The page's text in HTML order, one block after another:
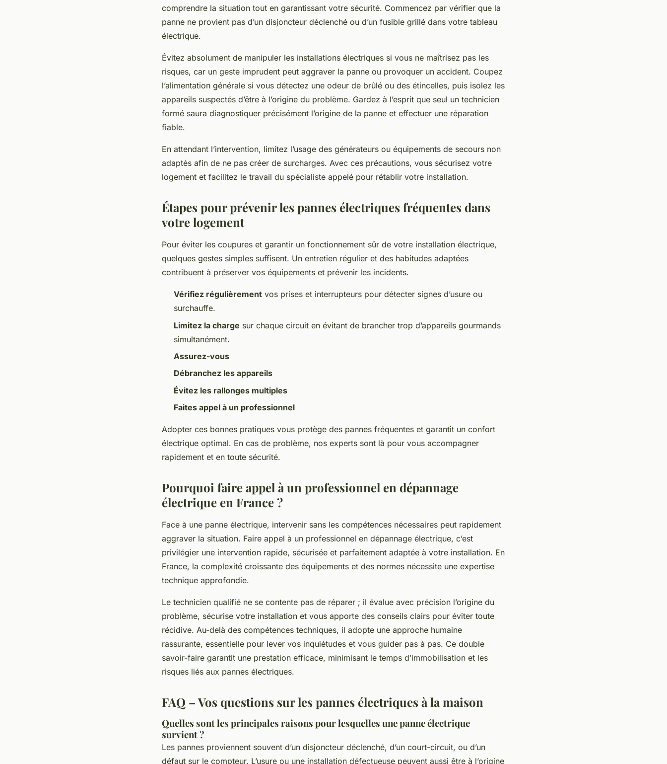
comprendre la situation tout en garantissant votre sécurité. Commencez par vérifier que la
panne ne provient pas d’un disjoncteur déclenché ou d’un fusible grillé dans votre tableau
électrique.
Évitez absolument de manipuler les installations électriques si vous ne maîtrisez pas les
risques, car un geste imprudent peut aggraver la panne ou provoquer un accident. Coupez
l’alimentation générale si vous détectez une odeur de brûlé ou des étincelles, puis isolez les
appareils suspectés d’être à l’origine du problème. Gardez à l’esprit que seul un technicien
formé saura diagnostiquer précisément l’origine de la panne et effectuer une réparation
fiable.
En attendant l’intervention, limitez l’usage des générateurs ou équipements de secours non
adaptés afin de ne pas créer de surcharges. Avec ces précautions, vous sécurisez votre
logement et facilitez le travail du spécialiste appelé pour rétablir votre installation.
Étapes pour prévenir les pannes électriques fréquentes dans
votre logement
Pour éviter les coupures et garantir un fonctionnement sûr de votre installation électrique,
quelques gestes simples suffisent. Un entretien régulier et des habitudes adaptées
contribuent à préserver vos équipements et prévenir les incidents.
Vérifiez régulièrement vos prises et interrupteurs pour détecter signes d’usure ou
surchauffe.
Limitez la charge sur chaque circuit en évitant de brancher trop d’appareils gourmands
simultanément.
Assurez-vous
Débranchez les appareils
Évitez les rallonges multiples
Faites appel à un professionnel
Adopter ces bonnes pratiques vous protège des pannes fréquentes et garantit un confort
électrique optimal. En cas de problème, nos experts sont là pour vous accompagner
rapidement et en toute sécurité.
Pourquoi faire appel à un professionnel en dépannage
électrique en France ?
Face à une panne électrique, intervenir sans les compétences nécessaires peut rapidement
aggraver la situation. Faire appel à un professionnel en dépannage électrique, c’est
privilégier une intervention rapide, sécurisée et parfaitement adaptée à votre installation. En
France, la complexité croissante des équipements et des normes nécessite une expertise
technique approfondie.
Le technicien qualifié ne se contente pas de réparer ; il évalue avec précision l’origine du
problème, sécurise votre installation et vous apporte des conseils clairs pour éviter toute
récidive. Au-delà des compétences techniques, il adopte une approche humaine
rassurante, essentielle pour lever vos inquiétudes et vous guider pas à pas. Ce double
savoir-faire garantit une prestation efficace, minimisant le temps d’immobilisation et les
risques liés aux pannes électriques.
FAQ – Vos questions sur les pannes électriques à la maison
Quelles sont les principales raisons pour lesquelles une panne électrique
survient ?
Les pannes proviennent souvent d’un disjoncteur déclenché, d’un court-circuit, ou d’un
défaut sur le compteur. L’usure ou une installation défectueuse peuvent aussi être à l’origine